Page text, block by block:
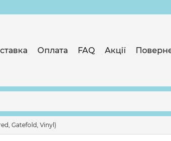
Оплата FAQ Акції
Gatefold, Vinyl)